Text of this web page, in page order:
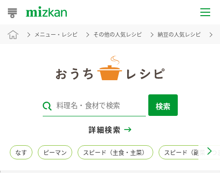
おうちレシピ
レシピカテゴリ一覧
レシピ名特集
メニュー・レシピ その他の人気レシピ 納豆の人気レシピ
検索
詳細検索
なす ピーマン スピード（主食・主菜） スピード（副菜・つ